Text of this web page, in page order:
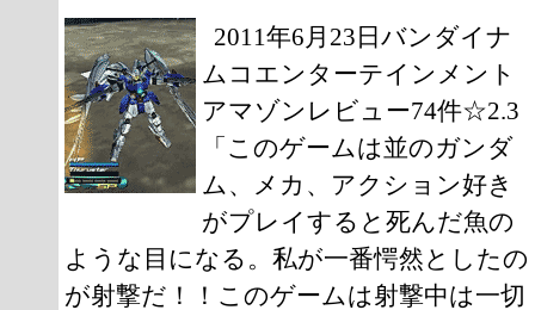
2011年6月23日バンダイナ
ムコエンターテインメント
アマゾンレビュー74件☆2.3
「このゲームは並のガンダ
ム、メカ、アクション好き
がプレイすると死んだ魚の
ような目になる。私が一番愕然としたの
が射撃だ！！このゲームは射撃中は一切